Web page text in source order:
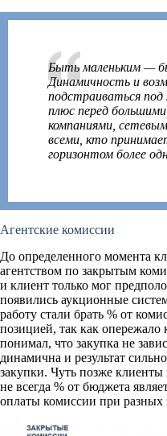
Быть маленьким —
Динамичность и
подстраиваться
плюс перед
компаниями,
всеми, кто
горизонтом более
Агентские комиссии
До определенного момента
агентством по закрытым
и клиент только мог
появились аукционные
работу стали брать % от
позицией, так как
понимал, что закупка не
динамична и результат
закупки. Чуть позже клиенты
не всегда % от бюджета
оплаты комиссии при разных